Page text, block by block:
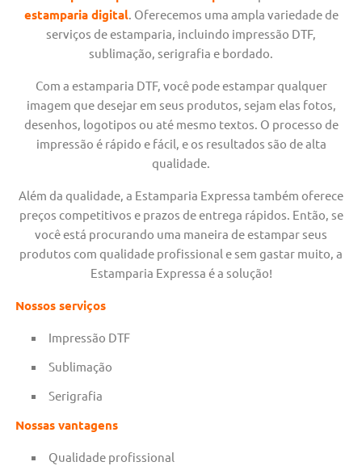
estamparia digital. Oferecemos uma ampla variedade de
serviços de estamparia, incluindo impressão DTF,
sublimação, serigrafia e bordado.
Com a estamparia DTF, você pode estampar qualquer
imagem que desejar em seus produtos, sejam elas fotos,
desenhos, logotipos ou até mesmo textos. O processo de
impressão é rápido e fácil, e os resultados são de alta
qualidade.
Além da qualidade, a Estamparia Expressa também oferece
preços competitivos e prazos de entrega rápidos. Então, se
você está procurando uma maneira de estampar seus
produtos com qualidade profissional e sem gastar muito, a
Estamparia Expressa é a solução!
Nossos serviços
Impressão DTF
Sublimação
Serigrafia
Nossas vantagens
Qualidade profissional